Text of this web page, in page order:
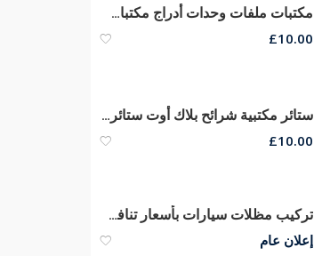
مكتبات ملفات وحدات أدراج مكتبات فايلات خشب
£10.00
ستائر مكتبية شرائح بلاك أوت ستائر صن سكرين الوان وخامات ممتازة من مصانع مهنا
£10.00
تركيب مظلات سيارات بأسعار تنافسية مع مؤسسة قمم الرياض 0563866945
إعلان عام